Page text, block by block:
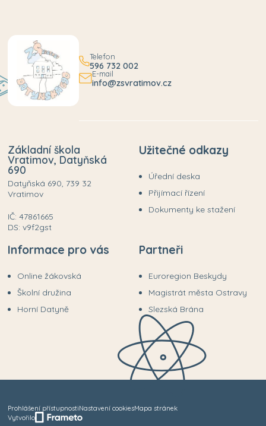
Telefon
596 732 002
E-mail
info@zsvratimov.cz
Základní škola
Vratimov, Datyňská
690
Datyňská 690, 739 32
Vratimov
IČ: 47861665
DS: v9f2gst
Užitečné odkazy
Úřední deska
Přijímací řízení
Dokumenty ke stažení
Informace pro vás
Online žákovská
Školní družina
Horní Datyně
Partneři
Euroregion Beskydy
Magistrát města Ostravy
Slezská Brána
Prohlášení přístupnostiNastavení cookiesMapa stránek
Vytvořilo